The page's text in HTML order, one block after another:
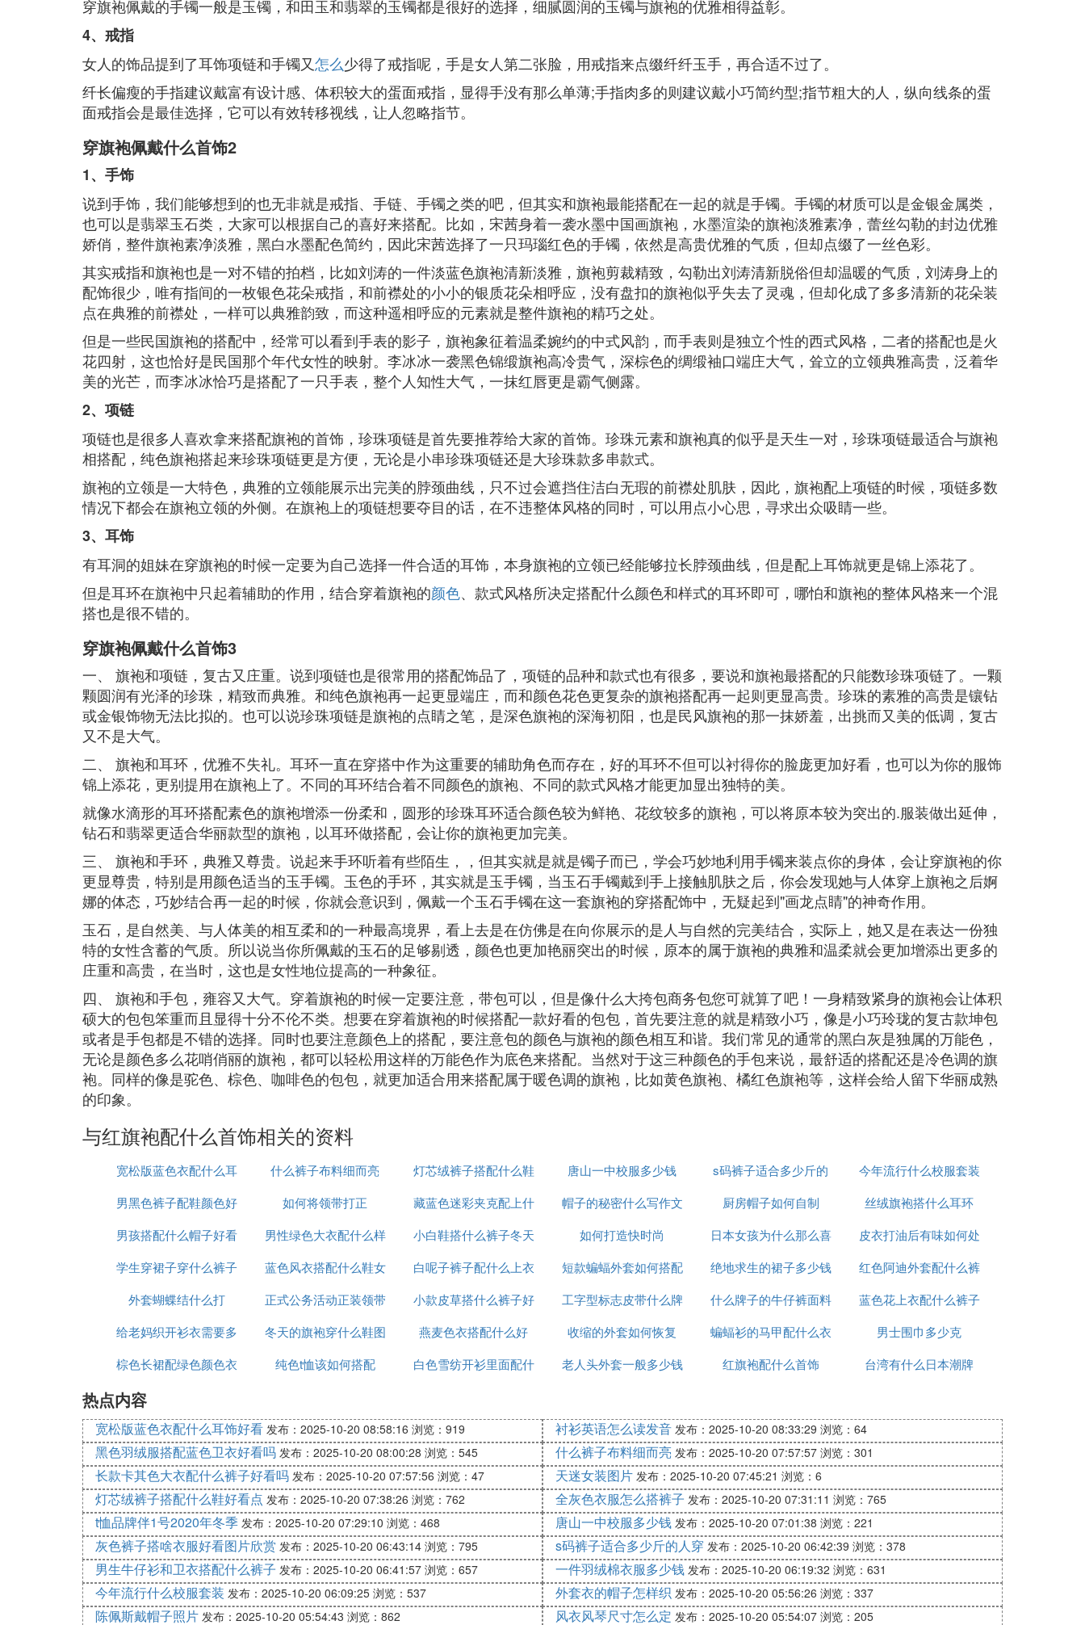
穿旗袍佩戴的手镯一般是玉镯，和田玉和翡翠的玉镯都是很好的选择，细腻圆润的玉镯与旗袍的优雅相得益彰。
4、戒指
女人的饰品提到了耳饰项链和手镯又怎么少得了戒指呢，手是女人第二张脸，用戒指来点缀纤纤玉手，再合适不过了。
纤长偏瘦的手指建议戴富有设计感、体积较大的蛋面戒指，显得手没有那么单薄;手指肉多的则建议戴小巧简约型;指节粗大的人，纵向线条的蛋
面戒指会是最佳选择，它可以有效转移视线，让人忽略指节。
穿旗袍佩戴什么首饰2
1、手饰
说到手饰，我们能够想到的也无非就是戒指、手链、手镯之类的吧，但其实和旗袍最能搭配在一起的就是手镯。手镯的材质可以是金银金属类，
也可以是翡翠玉石类，大家可以根据自己的喜好来搭配。比如，宋茜身着一袭水墨中国画旗袍，水墨渲染的旗袍淡雅素净，蕾丝勾勒的封边优雅
娇俏，整件旗袍素净淡雅，黑白水墨配色简约，因此宋茜选择了一只玛瑙红色的手镯，依然是高贵优雅的气质，但却点缀了一丝色彩。
其实戒指和旗袍也是一对不错的拍档，比如刘涛的一件淡蓝色旗袍清新淡雅，旗袍剪裁精致，勾勒出刘涛清新脱俗但却温暖的气质，刘涛身上的
配饰很少，唯有指间的一枚银色花朵戒指，和前襟处的小小的银质花朵相呼应，没有盘扣的旗袍似乎失去了灵魂，但却化成了多多清新的花朵装
点在典雅的前襟处，一样可以典雅韵致，而这种遥相呼应的元素就是整件旗袍的精巧之处。
但是一些民国旗袍的搭配中，经常可以看到手表的影子，旗袍象征着温柔婉约的中式风韵，而手表则是独立个性的西式风格，二者的搭配也是火
花四射，这也恰好是民国那个年代女性的映射。李冰冰一袭黑色锦缎旗袍高冷贵气，深棕色的绸缎袖口端庄大气，耸立的立领典雅高贵，泛着华
美的光芒，而李冰冰恰巧是搭配了一只手表，整个人知性大气，一抹红唇更是霸气侧露。
2、项链
项链也是很多人喜欢拿来搭配旗袍的首饰，珍珠项链是首先要推荐给大家的首饰。珍珠元素和旗袍真的似乎是天生一对，珍珠项链最适合与旗袍
相搭配，纯色旗袍搭起来珍珠项链更是方便，无论是小串珍珠项链还是大珍珠款多串款式。
旗袍的立领是一大特色，典雅的立领能展示出完美的脖颈曲线，只不过会遮挡住洁白无瑕的前襟处肌肤，因此，旗袍配上项链的时候，项链多数
情况下都会在旗袍立领的外侧。在旗袍上的项链想要夺目的话，在不违整体风格的同时，可以用点小心思，寻求出众吸睛一些。
3、耳饰
有耳洞的姐妹在穿旗袍的时候一定要为自己选择一件合适的耳饰，本身旗袍的立领已经能够拉长脖颈曲线，但是配上耳饰就更是锦上添花了。
但是耳环在旗袍中只起着辅助的作用，结合穿着旗袍的颜色、款式风格所决定搭配什么颜色和样式的耳环即可，哪怕和旗袍的整体风格来一个混
搭也是很不错的。
穿旗袍佩戴什么首饰3
一、 旗袍和项链，复古又庄重。说到项链也是很常用的搭配饰品了，项链的品种和款式也有很多，要说和旗袍最搭配的只能数珍珠项链了。一颗
颗圆润有光泽的珍珠，精致而典雅。和纯色旗袍再一起更显端庄，而和颜色花色更复杂的旗袍搭配再一起则更显高贵。珍珠的素雅的高贵是镶钻
或金银饰物无法比拟的。也可以说珍珠项链是旗袍的点睛之笔，是深色旗袍的深海初阳，也是民风旗袍的那一抹娇羞，出挑而又美的低调，复古
又不是大气。
二、 旗袍和耳环，优雅不失礼。耳环一直在穿搭中作为这重要的辅助角色而存在，好的耳环不但可以衬得你的脸庞更加好看，也可以为你的服饰
锦上添花，更别提用在旗袍上了。不同的耳环结合着不同颜色的旗袍、不同的款式风格才能更加显出独特的美。
就像水滴形的耳环搭配素色的旗袍增添一份柔和，圆形的珍珠耳环适合颜色较为鲜艳、花纹较多的旗袍，可以将原本较为突出的.服装做出延伸，
钻石和翡翠更适合华丽款型的旗袍，以耳环做搭配，会让你的旗袍更加完美。
三、 旗袍和手环，典雅又尊贵。说起来手环听着有些陌生，，但其实就是就是镯子而已，学会巧妙地利用手镯来装点你的身体，会让穿旗袍的你
更显尊贵，特别是用颜色适当的玉手镯。玉色的手环，其实就是玉手镯，当玉石手镯戴到手上接触肌肤之后，你会发现她与人体穿上旗袍之后婀
娜的体态，巧妙结合再一起的时候，你就会意识到，佩戴一个玉石手镯在这一套旗袍的穿搭配饰中，无疑起到"画龙点睛"的神奇作用。
玉石，是自然美、与人体美的相互柔和的一种最高境界，看上去是在仿佛是在向你展示的是人与自然的完美结合，实际上，她又是在表达一份独
特的女性含蓄的气质。所以说当你所佩戴的玉石的足够剔透，颜色也更加艳丽突出的时候，原本的属于旗袍的典雅和温柔就会更加增添出更多的
庄重和高贵，在当时，这也是女性地位提高的一种象征。
四、 旗袍和手包，雍容又大气。穿着旗袍的时候一定要注意，带包可以，但是像什么大挎包商务包您可就算了吧！一身精致紧身的旗袍会让体积
硕大的包包笨重而且显得十分不伦不类。想要在穿着旗袍的时候搭配一款好看的包包，首先要注意的就是精致小巧，像是小巧玲珑的复古款坤包
或者是手包都是不错的选择。同时也要注意颜色上的搭配，要注意包的颜色与旗袍的颜色相互和谐。我们常见的通常的黑白灰是独属的万能色，
无论是颜色多么花哨俏丽的旗袍，都可以轻松用这样的万能色作为底色来搭配。当然对于这三种颜色的手包来说，最舒适的搭配还是冷色调的旗
袍。同样的像是驼色、棕色、咖啡色的包包，就更加适合用来搭配属于暖色调的旗袍，比如黄色旗袍、橘红色旗袍等，这样会给人留下华丽成熟
的印象。
与红旗袍配什么首饰相关的资料
宽松版蓝色衣配什么耳
饰好看
什么裤子布料细而亮
灯芯绒裤子搭配什么鞋
好看点
唐山一中校服多少钱
s码裤子适合多少斤的
人穿
今年流行什么校服套装
男黑色裤子配鞋颜色好
看吗
如何将领带打正
藏蓝色迷彩夹克配上什
么裤子
帽子的秘密什么写作文 厨房帽子如何自制
丝绒旗袍搭什么耳环
男孩搭配什么帽子好看
图片大全集
男性绿色大衣配什么样
的裤子
小白鞋搭什么裤子冬天 如何打造快时尚
日本女孩为什么那么喜
欢穿裙子
皮衣打油后有味如何处
理
学生穿裙子穿什么裤子
好看
蓝色风衣搭配什么鞋女
白呢子裤子配什么上衣
好看
短款蝙蝠外套如何搭配 绝地求生的裙子多少钱
红色阿迪外套配什么裤
子图片
外套蝴蝶结什么打
正式公务活动正装领带
的颜色
小款皮草搭什么裤子好
看图片欣赏
工字型标志皮带什么牌
子
什么牌子的牛仔裤面料
好
蓝色花上衣配什么裤子
图片
给老妈织开衫衣需要多
少线
冬天的旗袍穿什么鞋图
片欣赏
燕麦色衣搭配什么好 收缩的外套如何恢复
蝙蝠衫的马甲配什么衣
服好看
男士围巾多少克
棕色长裙配绿色颜色衣
纯色t恤该如何搭配
白色雪纺开衫里面配什
老人头外套一般多少钱 红旗袍配什么首饰 台湾有什么日本潮牌
热点内容
宽松版蓝色衣配什么耳饰好看 发布：2025-10-20 08:58:16 浏览：919 衬衫英语怎么读发音 发布：2025-10-20 08:33:29 浏览：64
黑色羽绒服搭配蓝色卫衣好看吗 发布：2025-10-20 08:00:28 浏览：545 什么裤子布料细而亮 发布：2025-10-20 07:57:57 浏览：301
长款卡其色大衣配什么裤子好看吗 发布：2025-10-20 07:57:56 浏览：47 天迷女装图片 发布：2025-10-20 07:45:21 浏览：6
灯芯绒裤子搭配什么鞋好看点 发布：2025-10-20 07:38:26 浏览：762 全灰色衣服怎么搭裤子 发布：2025-10-20 07:31:11 浏览：765
t恤品牌伴1号2020年冬季 发布：2025-10-20 07:29:10 浏览：468 唐山一中校服多少钱 发布：2025-10-20 07:01:38 浏览：221
灰色裤子搭啥衣服好看图片欣赏 发布：2025-10-20 06:43:14 浏览：795 s码裤子适合多少斤的人穿 发布：2025-10-20 06:42:39 浏览：378
男生牛仔衫和卫衣搭配什么裤子 发布：2025-10-20 06:41:57 浏览：657 一件羽绒棉衣服多少钱 发布：2025-10-20 06:19:32 浏览：631
今年流行什么校服套装 发布：2025-10-20 06:09:25 浏览：537 外套衣的帽子怎样织 发布：2025-10-20 05:56:26 浏览：337
陈佩斯戴帽子照片 发布：2025-10-20 05:54:43 浏览：862 风衣风琴尺寸怎么定 发布：2025-10-20 05:54:07 浏览：205